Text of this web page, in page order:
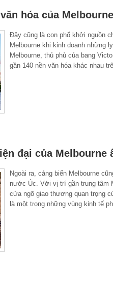
hóa của
Đây cũng là con phố khởi nguồn
Melbourne khi kinh doanh những
Melbourne, thủ phủ của bang
gần 140 nền văn hóa khác nhau
đại của Melbourne
Ngoài ra, cảng biển Melbourne
nước Úc. Với vị trí gần trung tâm
cửa ngõ giao thương quan trọng
là một trong những vùng kinh tế